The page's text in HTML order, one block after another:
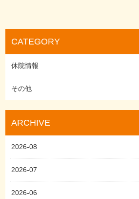
CATEGORY
休院情報
その他
ARCHIVE
2026-08
2026-07
2026-06